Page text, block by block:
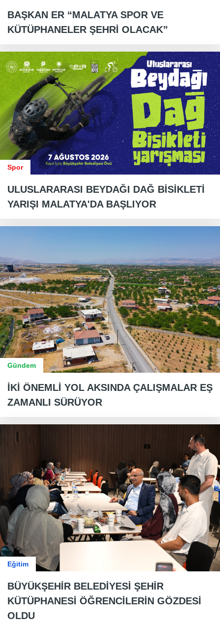
BAŞKAN ER “MALATYA SPOR VE
KÜTÜPHANELER ŞEHRİ OLACAK”
Spor
ULUSLARARASI BEYDAĞI DAĞ BİSİKLETİ
YARIŞI MALATYA'DA BAŞLIYOR
Gündem
İKİ ÖNEMLİ YOL AKSINDA ÇALIŞMALAR EŞ
ZAMANLI SÜRÜYOR
Eğitim
BÜYÜKŞEHİR BELEDİYESİ ŞEHİR
KÜTÜPHANESİ ÖĞRENCİLERİN GÖZDESİ
OLDU